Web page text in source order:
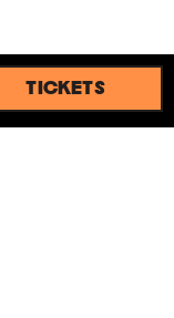
TICKETS